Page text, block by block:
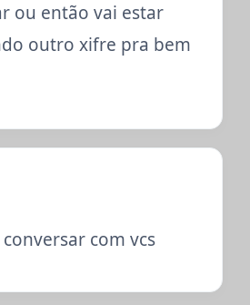
ou então vai estar
outro xifre pra bem
com vcs